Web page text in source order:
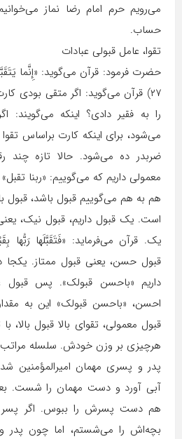
می‌رویم حرم امام رضا نماز
حساب.
تقوا، عامل قبولی عبادات
حضرت فرمود: قرآن می‌گوید: «إِنَّما
۲۷) قرآن می‌گوید: اگر متقی بودی
را به فقیر دادی؟ اینکه می‌گویند:
می‌شود، برای اینکه کارت براساس
ضربدر ده می‌شود. حالا تازه چند
معمولی داریم که می‌گوییم: «ربنا
هم به هم می‌گوییم قبول باشد، قبول
است. یک قبول داریم، قبول نیک،
قبول حسن، یعنی قبول ممتاز. یکجا
داریم «باحسن قبولک». پس قبول
احسن، «باحسن قبولک» این به
قبول معمولی، تقوای بالا قبول بالا،
هرچیزی بر وزن خودش. سلسله
پدر و پسری مهمان امیرالمؤمنین
آبی آورد و دست مهمان را شست.
هم دست پسرش را ببوس. اگر پسر
بچه‌اش را می‌شستم، اما چون پدر